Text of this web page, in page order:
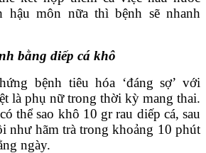
hậu môn nữa thì bệnh sẽ nhanh
bằng diếp cá khô
bệnh tiêu hóa ‘đáng sợ’ với
là phụ nữ trong thời kỳ mang thai.
thể sao khô 10 gr rau diếp cá, sau
như hãm trà trong khoảng 10 phút
ngày.